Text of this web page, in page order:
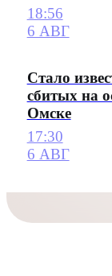
18:56
6 АВГ
Стало
сбитых на
Омске
17:30
6 АВГ